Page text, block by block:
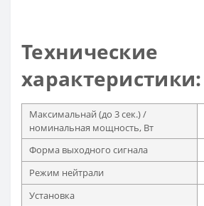
Технические
характеристики:
Максимальнай (до 3 сек.) /
номинальная мощность, Вт
Форма выходного сигнала
Режим нейтрали
Установка